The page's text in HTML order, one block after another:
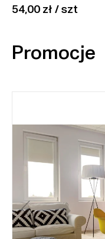
54,00 zł / szt
Promocje